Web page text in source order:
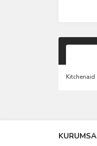
Kitchenaid